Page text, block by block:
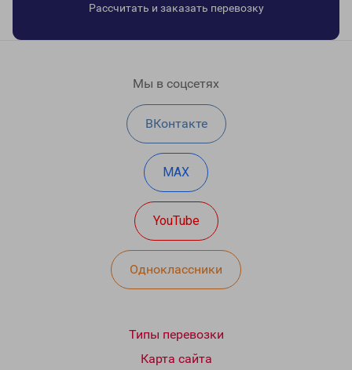
Рассчитать и заказать перевозку
Мы в соцсетях
ВКонтакте
MAX
YouTube
Одноклассники
Типы перевозки
Карта сайта